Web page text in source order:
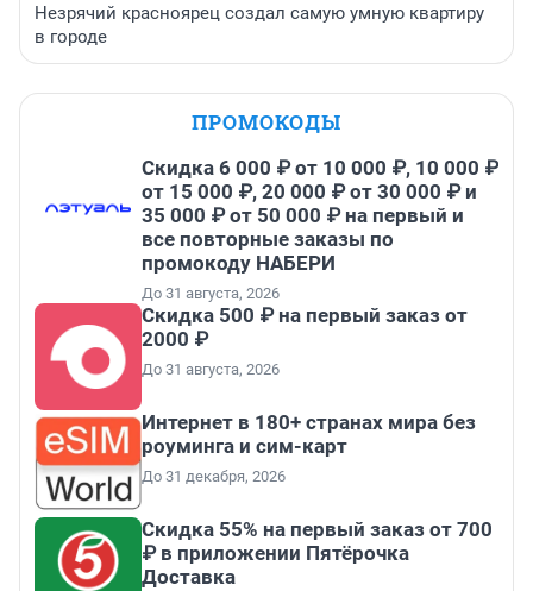
Незрячий красноярец создал самую умную квартиру
в городе
ПРОМОКОДЫ
Скидка 6 000 ₽ от 10 000 ₽, 10 000 ₽
от 15 000 ₽, 20 000 ₽ от 30 000 ₽ и
35 000 ₽ от 50 000 ₽ на первый и
все повторные заказы по
промокоду НАБЕРИ
До 31 августа, 2026
Скидка 500 ₽ на первый заказ от
2000 ₽
До 31 августа, 2026
Интернет в 180+ странах мира без
роуминга и сим-карт
До 31 декабря, 2026
Скидка 55% на первый заказ от 700
₽ в приложении Пятёрочка
Доставка